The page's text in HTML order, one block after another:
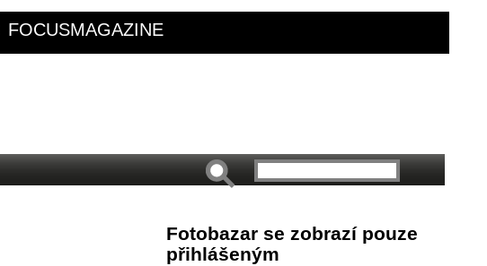
FOCUSMAGAZINE
Fotobazar se zobrazí pouze
přihlášeným